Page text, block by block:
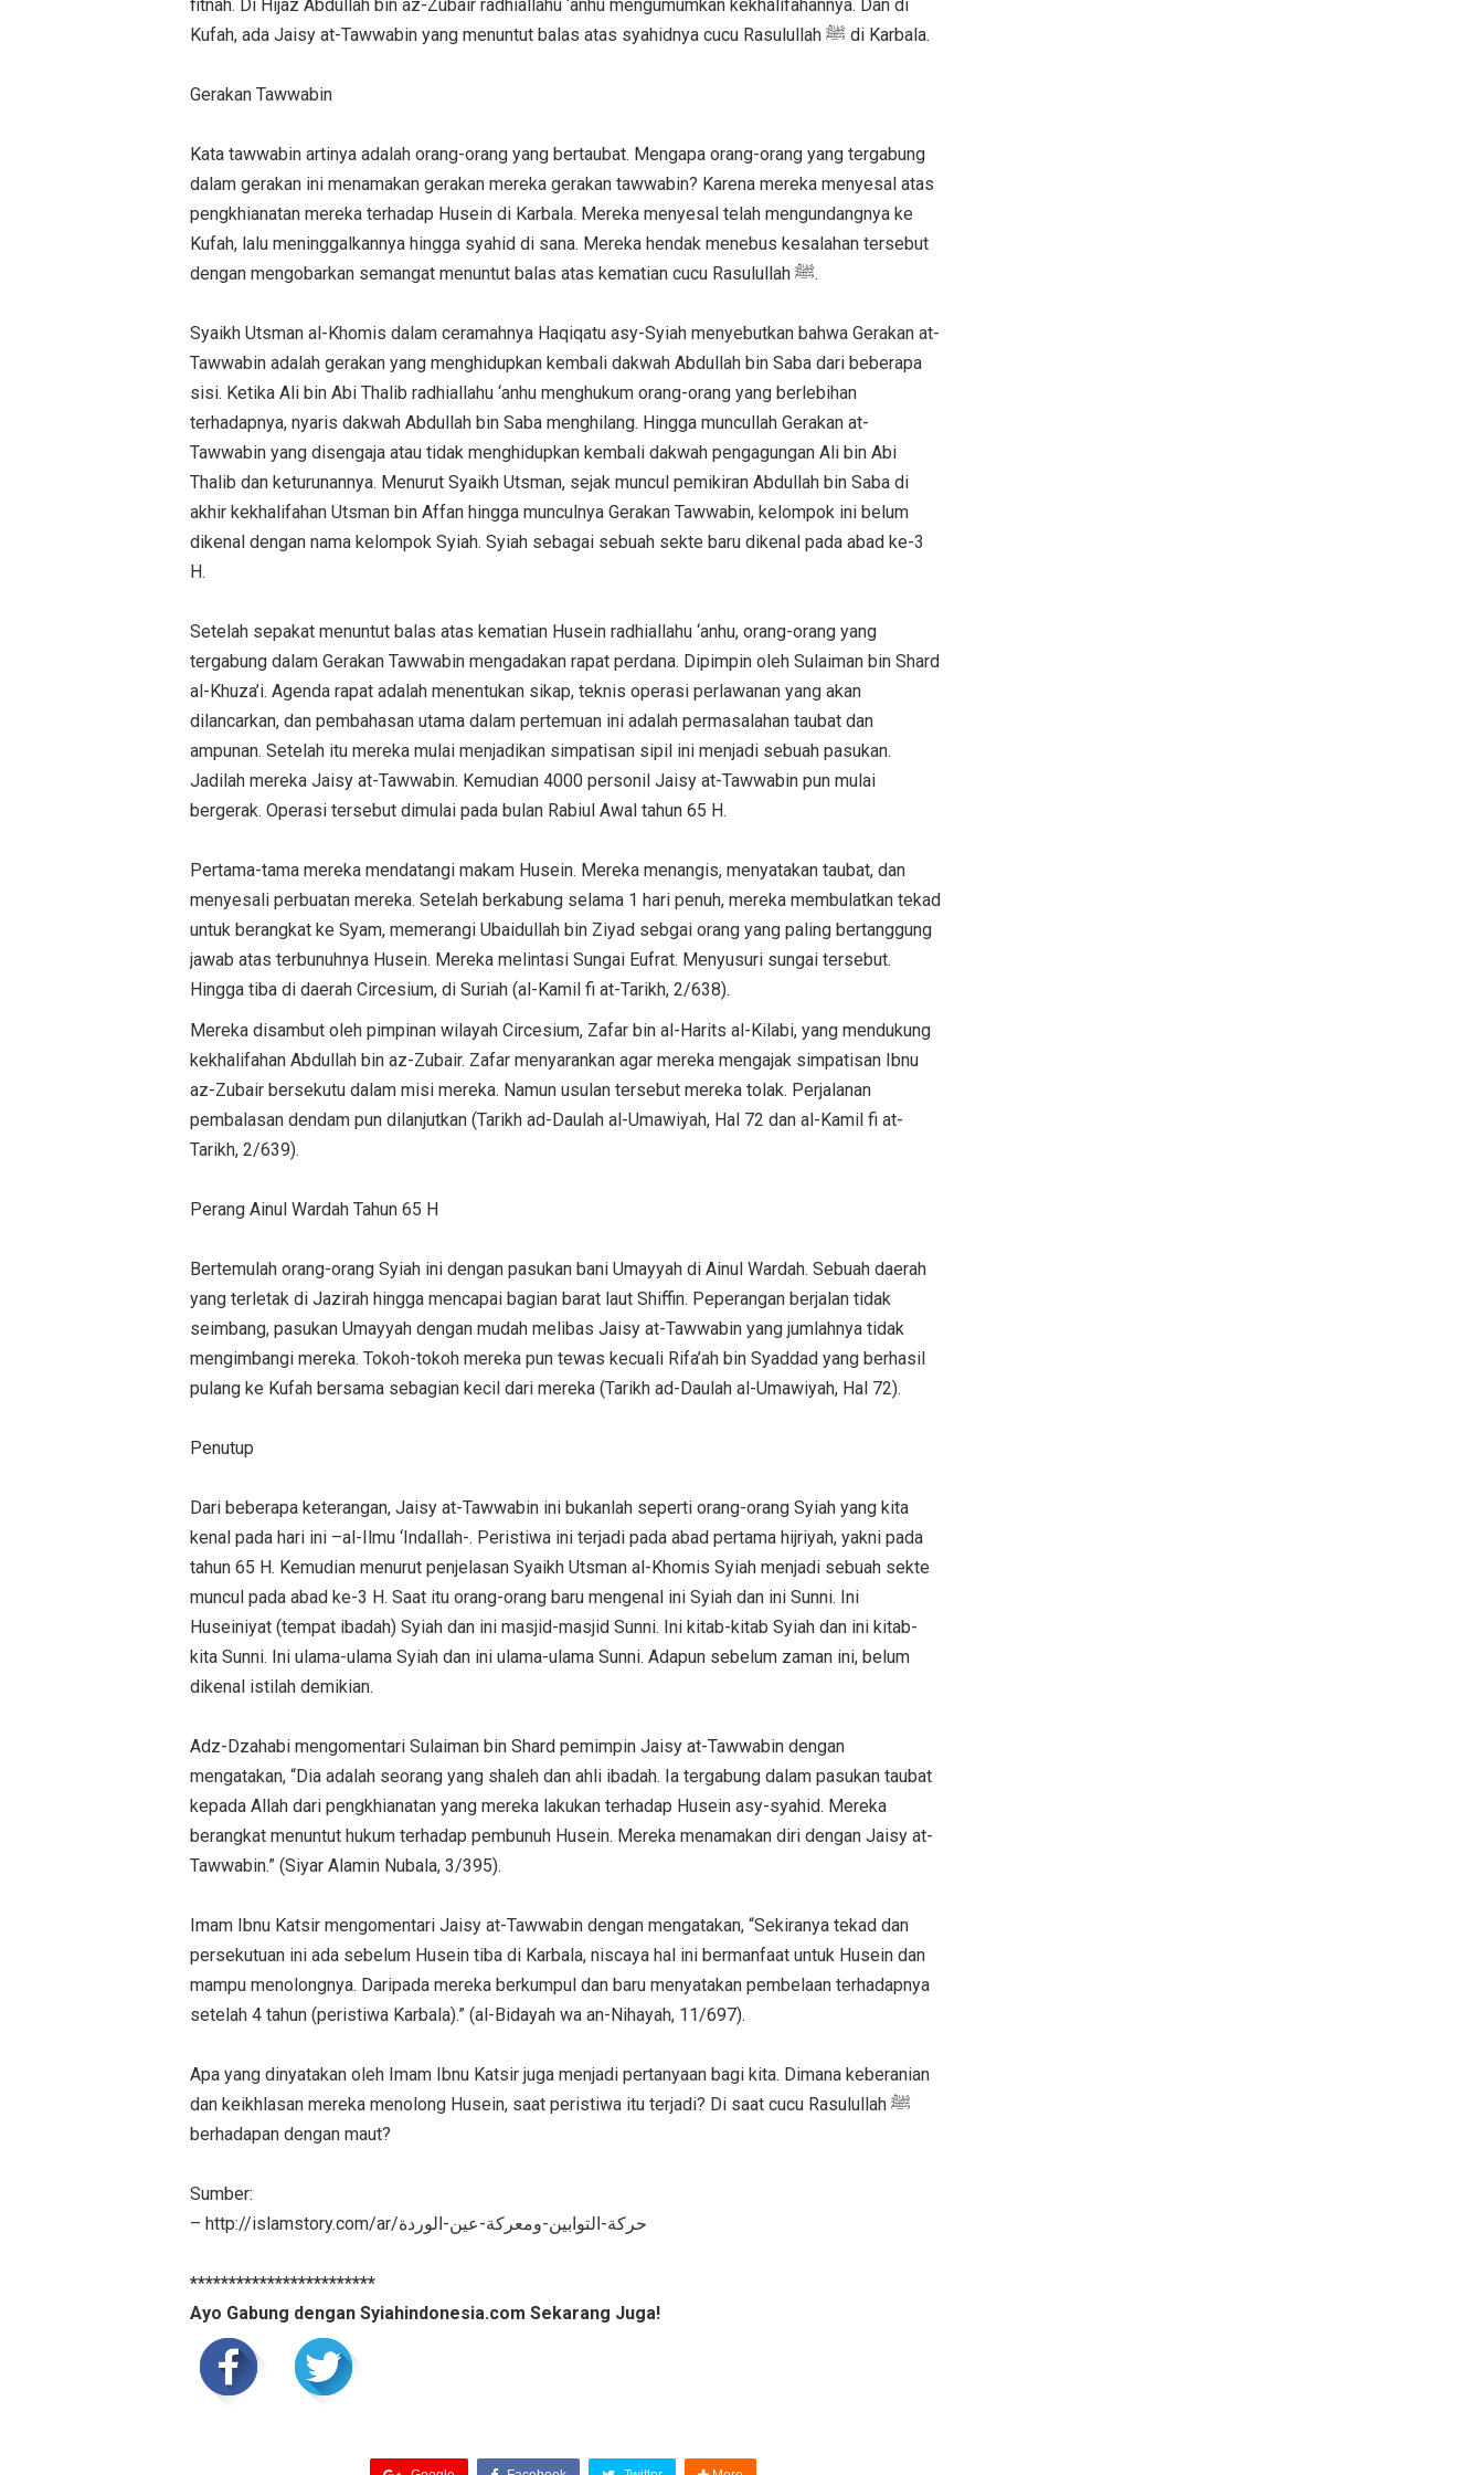
fitnah. Di Hijaz Abdullah bin az-Zubair radhiallahu ‘anhu mengumumkan kekhalifahannya. Dan di
Kufah, ada Jaisy at-Tawwabin yang menuntut balas atas syahidnya cucu Rasulullah ﷺ di Karbala.
Gerakan Tawwabin
Kata tawwabin artinya adalah orang-orang yang bertaubat. Mengapa orang-orang yang tergabung
dalam gerakan ini menamakan gerakan mereka gerakan tawwabin? Karena mereka menyesal atas
pengkhianatan mereka terhadap Husein di Karbala. Mereka menyesal telah mengundangnya ke
Kufah, lalu meninggalkannya hingga syahid di sana. Mereka hendak menebus kesalahan tersebut
dengan mengobarkan semangat menuntut balas atas kematian cucu Rasulullah ﷺ.
Syaikh Utsman al-Khomis dalam ceramahnya Haqiqatu asy-Syiah menyebutkan bahwa Gerakan at-
Tawwabin adalah gerakan yang menghidupkan kembali dakwah Abdullah bin Saba dari beberapa
sisi. Ketika Ali bin Abi Thalib radhiallahu ‘anhu menghukum orang-orang yang berlebihan
terhadapnya, nyaris dakwah Abdullah bin Saba menghilang. Hingga muncullah Gerakan at-
Tawwabin yang disengaja atau tidak menghidupkan kembali dakwah pengagungan Ali bin Abi
Thalib dan keturunannya. Menurut Syaikh Utsman, sejak muncul pemikiran Abdullah bin Saba di
akhir kekhalifahan Utsman bin Affan hingga munculnya Gerakan Tawwabin, kelompok ini belum
dikenal dengan nama kelompok Syiah. Syiah sebagai sebuah sekte baru dikenal pada abad ke-3
H.
Setelah sepakat menuntut balas atas kematian Husein radhiallahu ‘anhu, orang-orang yang
tergabung dalam Gerakan Tawwabin mengadakan rapat perdana. Dipimpin oleh Sulaiman bin Shard
al-Khuza’i. Agenda rapat adalah menentukan sikap, teknis operasi perlawanan yang akan
dilancarkan, dan pembahasan utama dalam pertemuan ini adalah permasalahan taubat dan
ampunan. Setelah itu mereka mulai menjadikan simpatisan sipil ini menjadi sebuah pasukan.
Jadilah mereka Jaisy at-Tawwabin. Kemudian 4000 personil Jaisy at-Tawwabin pun mulai
bergerak. Operasi tersebut dimulai pada bulan Rabiul Awal tahun 65 H.
Pertama-tama mereka mendatangi makam Husein. Mereka menangis, menyatakan taubat, dan
menyesali perbuatan mereka. Setelah berkabung selama 1 hari penuh, mereka membulatkan tekad
untuk berangkat ke Syam, memerangi Ubaidullah bin Ziyad sebgai orang yang paling bertanggung
jawab atas terbunuhnya Husein. Mereka melintasi Sungai Eufrat. Menyusuri sungai tersebut.
Hingga tiba di daerah Circesium, di Suriah (al-Kamil fi at-Tarikh, 2/638).
Mereka disambut oleh pimpinan wilayah Circesium, Zafar bin al-Harits al-Kilabi, yang mendukung
kekhalifahan Abdullah bin az-Zubair. Zafar menyarankan agar mereka mengajak simpatisan Ibnu
az-Zubair bersekutu dalam misi mereka. Namun usulan tersebut mereka tolak. Perjalanan
pembalasan dendam pun dilanjutkan (Tarikh ad-Daulah al-Umawiyah, Hal 72 dan al-Kamil fi at-
Tarikh, 2/639).
Perang Ainul Wardah Tahun 65 H
Bertemulah orang-orang Syiah ini dengan pasukan bani Umayyah di Ainul Wardah. Sebuah daerah
yang terletak di Jazirah hingga mencapai bagian barat laut Shiffin. Peperangan berjalan tidak
seimbang, pasukan Umayyah dengan mudah melibas Jaisy at-Tawwabin yang jumlahnya tidak
mengimbangi mereka. Tokoh-tokoh mereka pun tewas kecuali Rifa’ah bin Syaddad yang berhasil
pulang ke Kufah bersama sebagian kecil dari mereka (Tarikh ad-Daulah al-Umawiyah, Hal 72).
Penutup
Dari beberapa keterangan, Jaisy at-Tawwabin ini bukanlah seperti orang-orang Syiah yang kita
kenal pada hari ini –al-Ilmu ‘Indallah-. Peristiwa ini terjadi pada abad pertama hijriyah, yakni pada
tahun 65 H. Kemudian menurut penjelasan Syaikh Utsman al-Khomis Syiah menjadi sebuah sekte
muncul pada abad ke-3 H. Saat itu orang-orang baru mengenal ini Syiah dan ini Sunni. Ini
Huseiniyat (tempat ibadah) Syiah dan ini masjid-masjid Sunni. Ini kitab-kitab Syiah dan ini kitab-
kita Sunni. Ini ulama-ulama Syiah dan ini ulama-ulama Sunni. Adapun sebelum zaman ini, belum
dikenal istilah demikian.
Adz-Dzahabi mengomentari Sulaiman bin Shard pemimpin Jaisy at-Tawwabin dengan
mengatakan, “Dia adalah seorang yang shaleh dan ahli ibadah. Ia tergabung dalam pasukan taubat
kepada Allah dari pengkhianatan yang mereka lakukan terhadap Husein asy-syahid. Mereka
berangkat menuntut hukum terhadap pembunuh Husein. Mereka menamakan diri dengan Jaisy at-
Tawwabin.” (Siyar Alamin Nubala, 3/395).
Imam Ibnu Katsir mengomentari Jaisy at-Tawwabin dengan mengatakan, “Sekiranya tekad dan
persekutuan ini ada sebelum Husein tiba di Karbala, niscaya hal ini bermanfaat untuk Husein dan
mampu menolongnya. Daripada mereka berkumpul dan baru menyatakan pembelaan terhadapnya
setelah 4 tahun (peristiwa Karbala).” (al-Bidayah wa an-Nihayah, 11/697).
Apa yang dinyatakan oleh Imam Ibnu Katsir juga menjadi pertanyaan bagi kita. Dimana keberanian
dan keikhlasan mereka menolong Husein, saat peristiwa itu terjadi? Di saat cucu Rasulullah ﷺ
berhadapan dengan maut?
Sumber:
– http://islamstory.com/ar/حركة-التوابين-ومعركة-عين-الوردة
************************
Ayo Gabung dengan Syiahindonesia.com Sekarang Juga!